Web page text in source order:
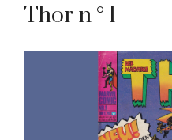
Thor n ° 1